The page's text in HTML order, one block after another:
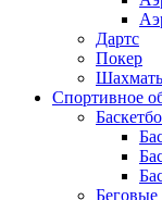
Дартс
Покер
Спортивное